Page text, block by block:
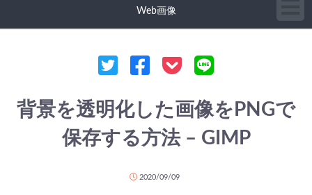
Web画像
背景を透明化した画像をPNGで
保存する方法 – GIMP
2020/09/09